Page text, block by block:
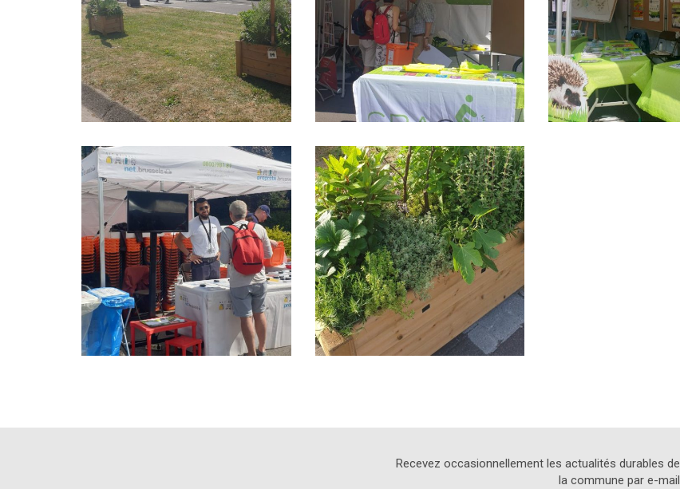
Recevez occasionnellement les actualités durables de
la commune par e-mail